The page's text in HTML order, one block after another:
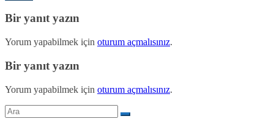
Bir yanıt yazın
Yorum yapabilmek için oturum açmalısınız.
Bir yanıt yazın
Yorum yapabilmek için oturum açmalısınız.